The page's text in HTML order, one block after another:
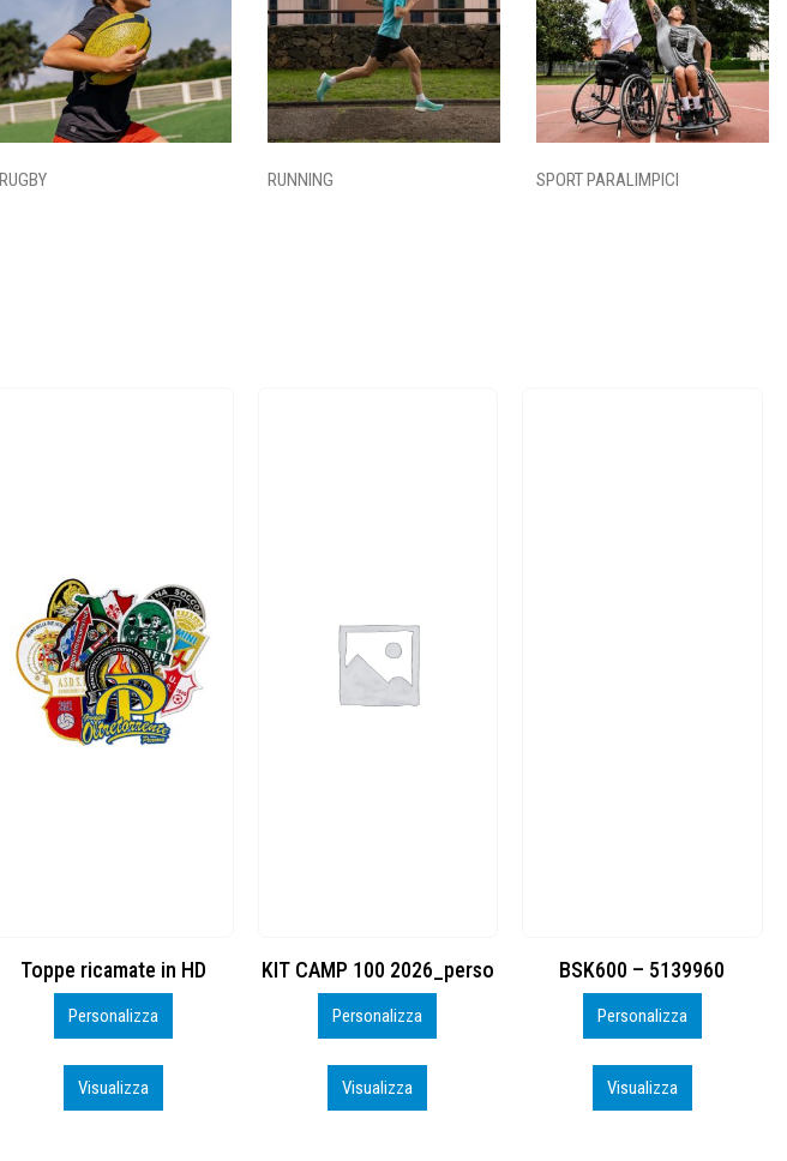
RUGBY RUNNING SPORT PARALIMPICI
KIT CAMP 100 2026_perso
Personalizza
Visualizza
BSK600 – 5139960
Personalizza
Visualizza
DTF
Personalizza
Visualizza